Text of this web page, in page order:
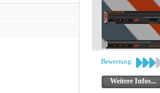
Bewertung:
Weitere Infos...